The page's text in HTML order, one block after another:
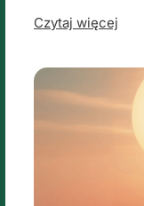
Czytaj więcej